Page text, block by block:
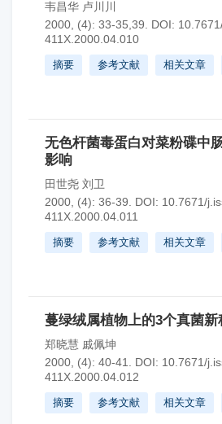
韦昌华 卢川川
2000, (4): 33-35,39.
DOI:
411X.2000.04.010
摘要 参考文献 相关文章
无色杆菌毒蛋白对菜粉碟中
影响
田世尧 刘卫
2000, (4): 36-39.
DOI: 10.7671/
411X.2000.04.011
摘要 参考文献 相关文章
蔓绿绒属植物上的3个真菌新
郑晓慧 戚佩坤
2000, (4): 40-41.
DOI: 10.7671/
411X.2000.04.012
摘要 参考文献 相关文章